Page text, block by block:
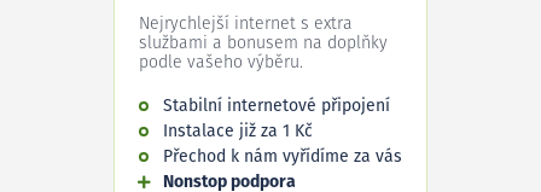
Nejrychlejší internet s extra
službami a bonusem na doplňky
podle vašeho výběru.
Stabilní internetové připojení
Instalace již za 1 Kč
Přechod k nám vyřídíme za vás
Nonstop podpora